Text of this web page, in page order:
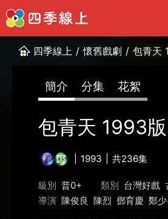
四季線上 / 懷舊戲劇 / 包青天
簡介 分集 花絮
包青天 1993版
1993 共236集
級別 普0+ 類別 台灣好戲
導演 陳俊良 陳烈 鄧育慶 鄭